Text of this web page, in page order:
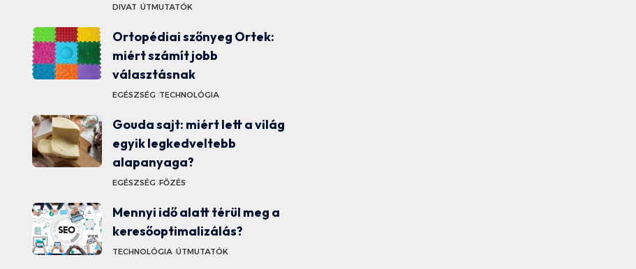
DIVAT ÚTMUTATÓK
Ortopédiai szőnyeg Ortek:
miért számít jobb
választásnak
EGÉSZSÉG TECHNOLÓGIA
Gouda sajt: miért lett a világ
egyik legkedveltebb
alapanyaga?
EGÉSZSÉG FŐZÉS
Mennyi idő alatt térül meg a
keresőoptimalizálás?
TECHNOLÓGIA ÚTMUTATÓK